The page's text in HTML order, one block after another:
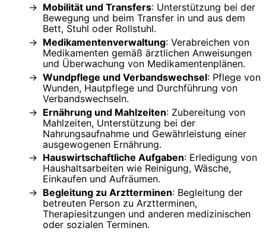
Mobilität und Transfers: Unterstützung bei der
Bewegung und beim Transfer in und aus dem
Bett, Stuhl oder Rollstuhl.
Medikamentenverwaltung: Verabreichen von
Medikamenten gemäß ärztlichen Anweisungen
und Überwachung von Medikamentenplänen.
Wundpflege und Verbandswechsel: Pflege von
Wunden, Hautpflege und Durchführung von
Verbandswechseln.
Ernährung und Mahlzeiten: Zubereitung von
Mahlzeiten, Unterstützung bei der
Nahrungsaufnahme und Gewährleistung einer
ausgewogenen Ernährung.
Hauswirtschaftliche Aufgaben: Erledigung von
Haushaltsarbeiten wie Reinigung, Wäsche,
Einkaufen und Aufräumen.
Begleitung zu Arztterminen: Begleitung der
betreuten Person zu Arztterminen,
Therapiesitzungen und anderen medizinischen
oder sozialen Terminen.